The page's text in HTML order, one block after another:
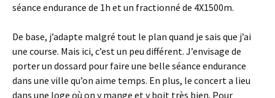
séance endurance de 1h et un fractionné de 4X1500m.
De base, j’adapte malgré tout le plan quand je sais que j’ai
une course. Mais ici, c’est un peu différent. J’envisage de
porter un dossard pour faire une belle séance endurance
dans une ville qu’on aime temps. En plus, le concert a lieu
dans une loge où on y mange et y boit très bien. Pour